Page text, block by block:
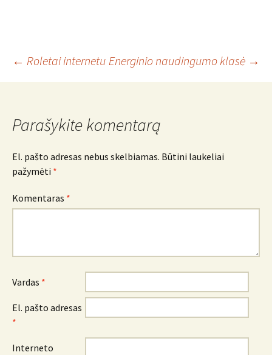
Įrašo
← Roletai internetu Energinio naudingumo klasė →
Parašykite komentarą
El. pašto adresas nebus skelbiamas. Būtini laukeliai
pažymėti *
Komentaras *
Vardas *
El. pašto adresas
*
Interneto